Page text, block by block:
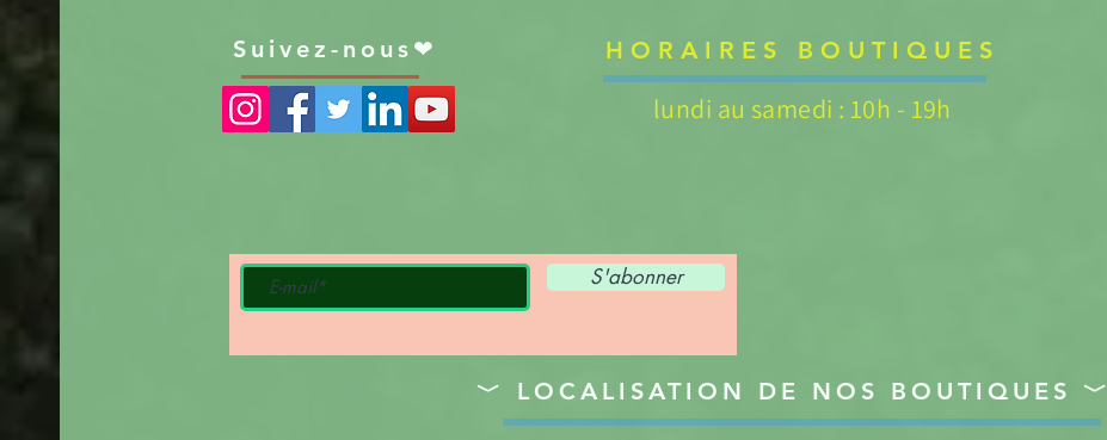
Suivez-nous❤ HORAIRES BOUTIQUES
lundi au samedi : 10h - 19h
S'abonner
﹀ LOCALISATION DE NOS BOUTIQUES ﹀